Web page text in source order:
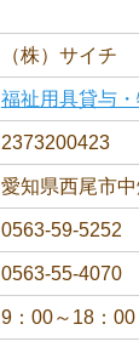
（株）サイチ
福祉用具貸与
2373200423
愛知県西尾市
0563-59-5252
0563-55-4070
9：00～18：00